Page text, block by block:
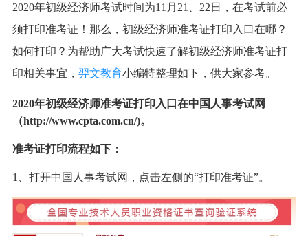
2020年初级经济师考试时间为11月21、22日，在考试前必
须打印准考证！那么，初级经济师准考证打印入口在哪？
如何打印？为帮助广大考试快速了解初级经济师准考证打
印相关事宜，羿文教育小编特整理如下，供大家参考。
2020年初级经济师准考证打印入口在中国人事考试网
（http://www.cpta.com.cn/)。
准考证打印流程如下：
1、打开中国人事考试网，点击左侧的“打印准考证”。